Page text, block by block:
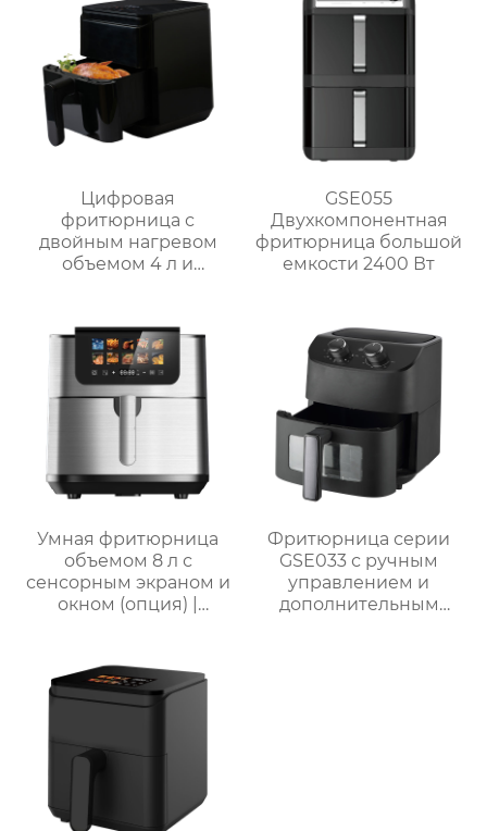
Цифровая
фритюрница с
двойным нагревом
объемом 4 л и
стали | GSE030
GSE055
Двухкомпонентная
фритюрница большой
емкости 2400 Вт
Умная фритюрница
объемом 8 л с
сенсорным экраном и
окном (опция) |
Фритюрница серии
GSE033 с ручным
управлением и
дополнительным